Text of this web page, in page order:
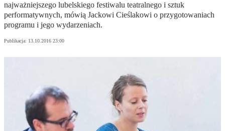
najważniejszego lubelskiego festiwalu teatralnego i sztuk
performatywnych, mówią Jackowi Cieślakowi o przygotowaniach
programu i jego wydarzeniach.
Publikacja: 13.10.2016 23:00